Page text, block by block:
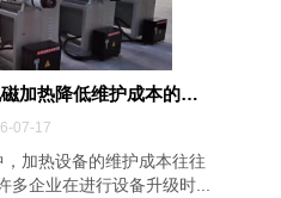
工业加热设备改造：电磁加热降低维护成本的四...
07-17
加热设备的维护成本往往
多企业在进行设备升级时...